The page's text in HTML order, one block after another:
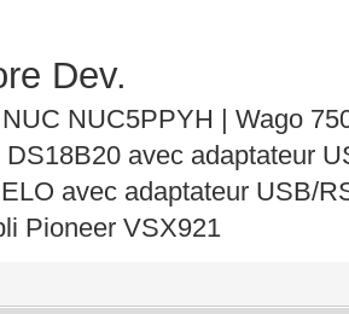
Dev.
NUC5PPYH | Wago
avec adaptateur
avec adaptateur USB/
Pioneer VSX921